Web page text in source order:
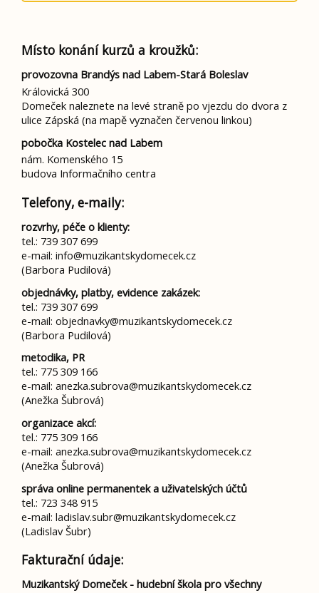
Místo konání kurzů a kroužků:
provozovna Brandýs nad Labem-Stará Boleslav
Královická 300
Domeček naleznete na levé straně po vjezdu do dvora z
ulice Zápská (na mapě vyznačen červenou linkou)
pobočka Kostelec nad Labem
nám. Komenského 15
budova Informačního centra
Telefony, e-maily:
rozvrhy, péče o klienty:
tel.: 739 307 699
e-mail: info@muzikantskydomecek.cz
(Barbora Pudilová)
objednávky, platby, evidence zakázek:
tel.: 739 307 699
e-mail: objednavky@muzikantskydomecek.cz
(Barbora Pudilová)
metodika, PR
tel.: 775 309 166
e-mail: anezka.subrova@muzikantskydomecek.cz
(Anežka Šubrová)
organizace akcí:
tel.: 775 309 166
e-mail: anezka.subrova@muzikantskydomecek.cz
(Anežka Šubrová)
správa online permanentek a uživatelských účtů
tel.: 723 348 915
e-mail: ladislav.subr@muzikantskydomecek.cz
(Ladislav Šubr)
Fakturační údaje:
Muzikantský Domeček - hudební škola pro všechny